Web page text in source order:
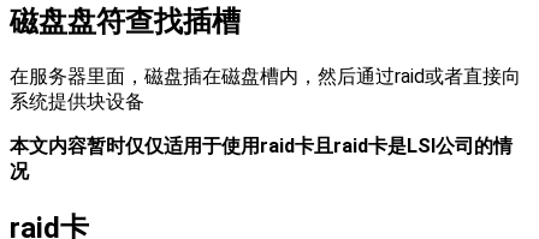
磁盘盘符查找插槽
在服务器里面，磁盘插在磁盘槽内，然后通过raid或者直接向
系统提供块设备
本文内容暂时仅仅适用于使用raid卡且raid卡是LSI公司的情
况
raid卡